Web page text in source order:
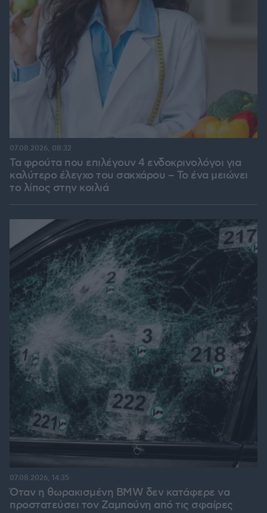
Τα φρούτα που επιλέγουν 4 ενδοκρινολόγοι για
καλύτερο έλεγχο του σακχάρου – Το ένα μειώνει
το λίπος στην κοιλιά
07.08.2026, 08:32
Όταν η θωρακισμένη BMW δεν κατάφερε να
προστατεύσει τον Ζαμπούνη από τις σφαίρες
07.08.2026, 14:35